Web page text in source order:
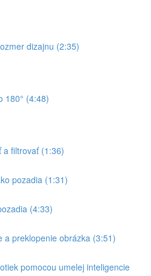
dizajnu (2:35)
180° (4:48)
a filtrovať (1:36)
pozadia (1:31)
(4:33)
a preklopenie obrázka (3:51)
pomocou umelej inteligencie